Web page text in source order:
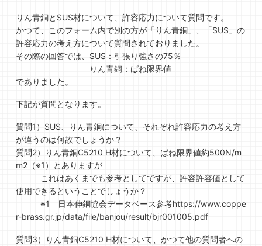
りん青銅とSUS材について、許容応力について質問です。
かつて、このフォーム内で別の方が「りん青銅」、「SUS」の
許容応力の考え方について質問されておりました。
その際の回答では、SUS：引張り強さの75％
りん青銅：ばね限界値
でありました。
下記が質問となります。
質問1）SUS、りん青銅について、それぞれ許容応力の考え方
が違うのは何故でしょうか？
質問2）りん青銅C5210 H材について、ばね限界値約500N/m
m2（※1）とありますが
これはあくまでも参考としてですが、許容許容値として
使用できるということでしょうか？
※1 日本伸銅協会データベース参考https://www.coppe
r-brass.gr.jp/data/file/banjou/result/bjr001005.pdf
質問3）りん青銅C5210 H材について、かつて他の質問者への